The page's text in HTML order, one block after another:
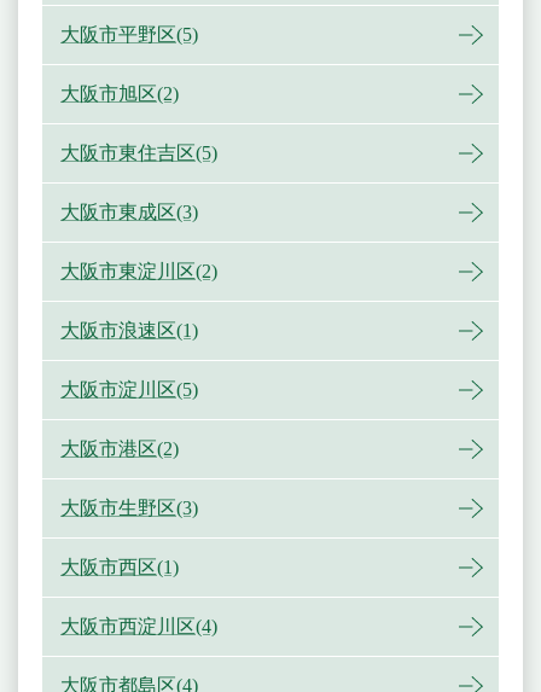
大阪市平野区(5)
大阪市旭区(2)
大阪市東住吉区(5)
大阪市東成区(3)
大阪市東淀川区(2)
大阪市浪速区(1)
大阪市淀川区(5)
大阪市港区(2)
大阪市生野区(3)
大阪市西区(1)
大阪市西淀川区(4)
大阪市都島区(4)